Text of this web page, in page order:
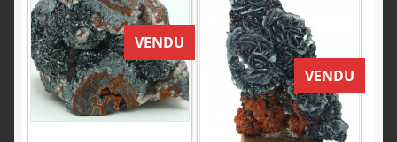
VENDU
VENDU